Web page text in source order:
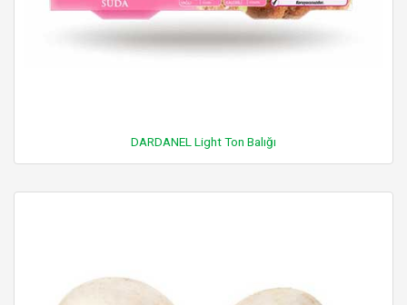
DARDANEL Light Ton Balığı